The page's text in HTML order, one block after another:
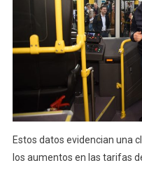
Estos datos evidencian una
los aumentos en las tarifas